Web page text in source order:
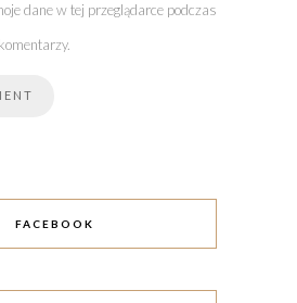
dane w tej przeglądarce podczas
FACEBOOK